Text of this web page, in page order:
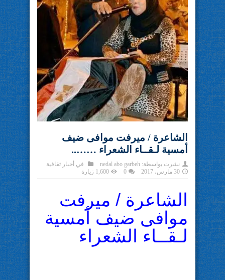
الشاعرة / ميرفت موافى ضيف
أمسية لـقــاء الشعراء ……..
نشرت بواسطة: nedal abo garbeh في أخبار ثقافية
30 مارس، 2017
0 1,600 زيارة
الشاعرة / ميرفت
موافى ضيف أمسية
لـقــاء الشعراء